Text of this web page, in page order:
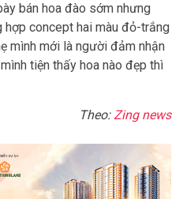
bán hoa đào sớm nhưng
hợp concept hai màu đỏ-trắng
mình mới là người đảm nhận
tiện thấy hoa nào đẹp thì
Theo:Zing news